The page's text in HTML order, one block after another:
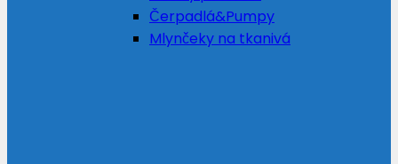
Čerpadlá&Pumpy
Mlynčeky na tkanivá